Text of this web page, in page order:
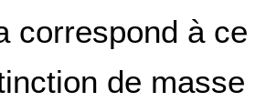
correspond à ce
de masse